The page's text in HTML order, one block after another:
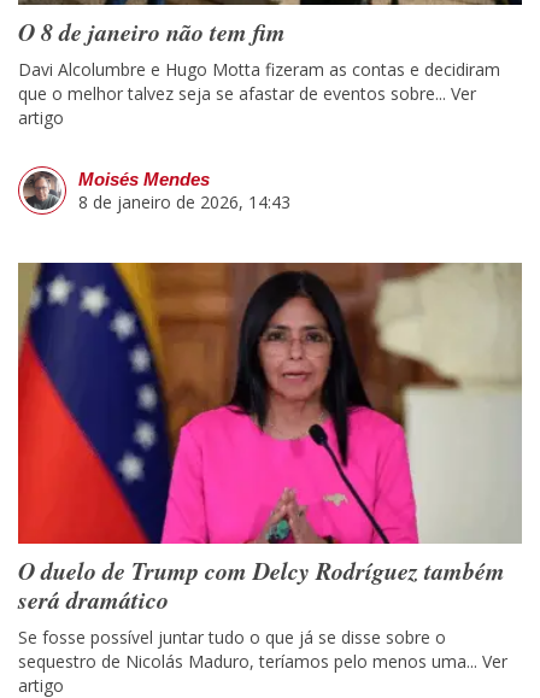
O 8 de janeiro não tem fim
Davi Alcolumbre e Hugo Motta fizeram as contas e decidiram
que o melhor talvez seja se afastar de eventos sobre... Ver
artigo
Moisés Mendes
8 de janeiro de 2026, 14:43
O duelo de Trump com Delcy Rodríguez também
será dramático
Se fosse possível juntar tudo o que já se disse sobre o
sequestro de Nicolás Maduro, teríamos pelo menos uma... Ver
artigo